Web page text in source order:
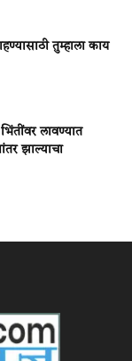
तुम्हाला काय
भिंतींवर लावण्यात
झाल्याचा